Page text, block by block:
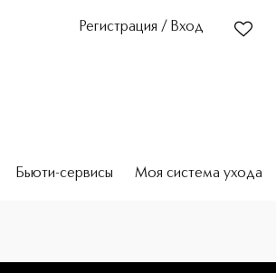
Регистрация / Вход
Бьюти-сервисы Моя система ухода